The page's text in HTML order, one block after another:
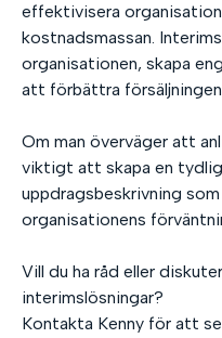
effektivisera
kostnadsmassan.
organisationen, skapa
att förbättra
Om man överväger att
viktigt att skapa en
uppdragsbeskrivning
organisationens
Vill du ha råd eller
interimslösningar?
Kontakta Kenny för att se